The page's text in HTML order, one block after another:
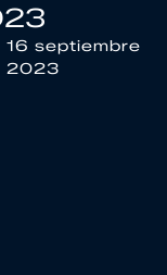
16 septiembre
2023